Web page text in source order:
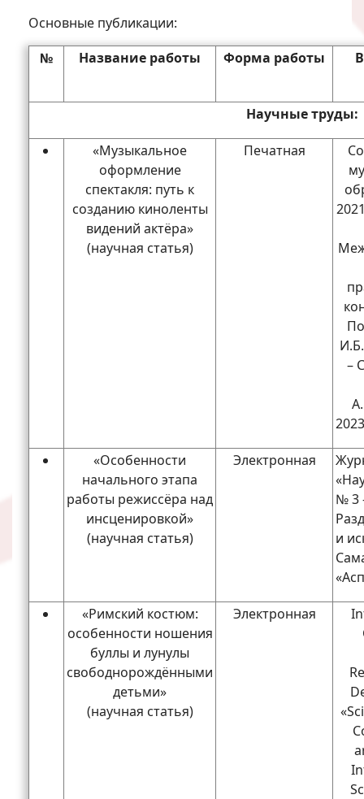
Основные публикации:
№
Название работы Форма работы
Научные труды:
«Музыкальное
оформление
спектакля: путь к
созданию киноленты
видений актёра»
(научная статья)
Печатная
–
«Особенности
начального этапа
работы режиссёра над
инсценировкой»
(научная статья)
Электронная
№ 3
и
«Римский костюм:
особенности ношения
буллы и лунулы
свободнорождёнными
детьми»
(научная статья)
Электронная